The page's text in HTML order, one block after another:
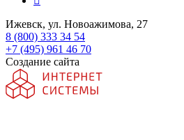
Ижевск, ул. Новоажимова, 27
8 (800) 333 34 54
+7 (495) 961 46 70
Создание сайта